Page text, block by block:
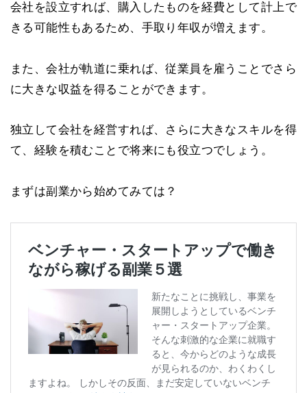
会社を設立すれば、購入したものを経費として計上で
きる可能性もあるため、手取り年収が増えます。
また、会社が軌道に乗れば、従業員を雇うことでさら
に大きな収益を得ることができます。
独立して会社を経営すれば、さらに大きなスキルを得
て、経験を積むことで将来にも役立つでしょう。
まずは副業から始めてみては？